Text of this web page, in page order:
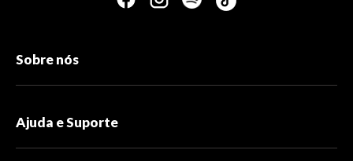
Sobre nós
Ajuda e Suporte